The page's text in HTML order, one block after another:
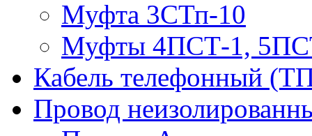
Муфта 3СТп-10
Муфты 4ПСТ-1,
Кабель телефонный
Провод